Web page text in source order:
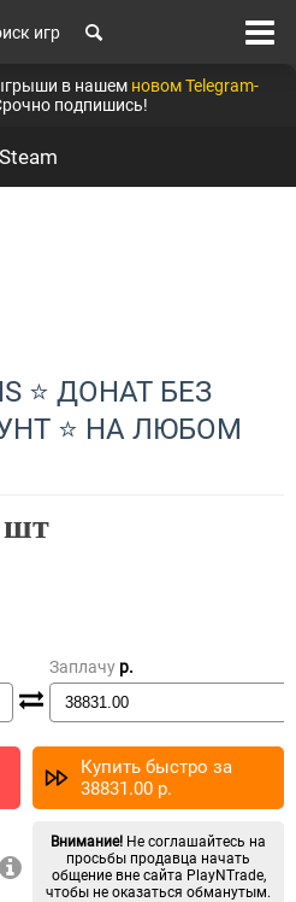
игр
в нашем новом Telegram-
подпишись!
⭐ ДОНАТ БЕЗ
⭐ НА ЛЮБОМ
шт
Заплачу p.
Купить быстро за
38831.00 p.
Внимание! Не соглашайтесь на
просьбы продавца начать
общение вне сайта PlayNTrade,
чтобы не оказаться обманутым.